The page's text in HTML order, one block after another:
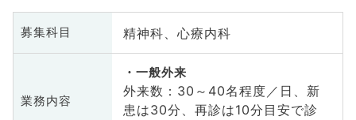
募集科目 精神科、心療内科
業務内容
一般外来
外来数：30～40名程度／日、新
患は30分、再診は10分目安で診